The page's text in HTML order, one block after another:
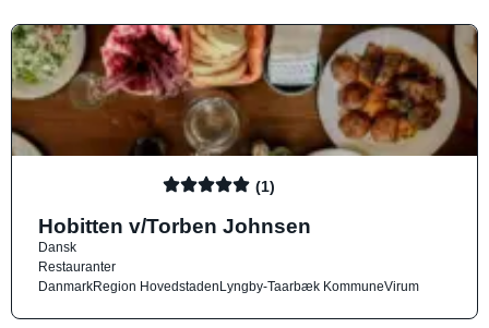
(1)
Hobitten v/Torben Johnsen
Dansk
Restauranter
DanmarkRegion HovedstadenLyngby-Taarbæk KommuneVirum